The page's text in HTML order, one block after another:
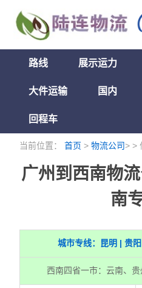
路线 展示运力
大件运输 国内
回程车
当前位置：首页 >物流公司> >
广州到西南物
南
城市专线：昆明 | 贵
西南四省一市：云南、